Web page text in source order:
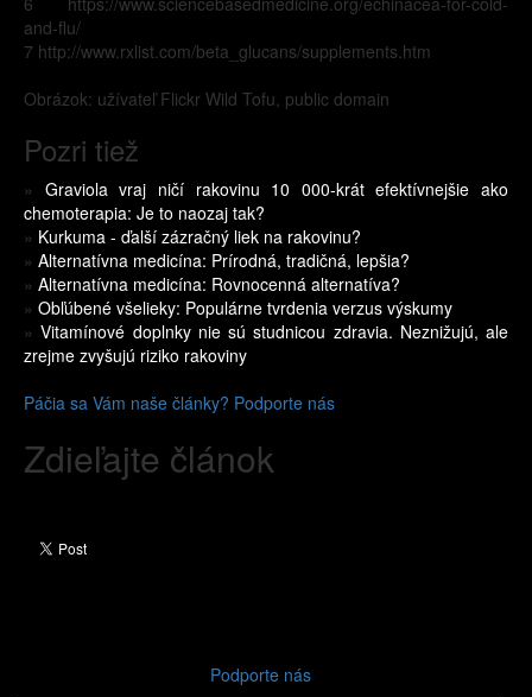
and-flu/
7 http://www.rxlist.com/beta_glucans/supplements.htm
Obrázok: užívateľ Flickr Wild Tofu, public domain
Pozri tiež
» Graviola vraj ničí rakovinu 10 000-krát efektívnejšie ako
chemoterapia: Je to naozaj tak?
» Kurkuma - ďalší zázračný liek na rakovinu?
» Alternatívna medicína: Prírodná, tradičná, lepšia?
» Alternatívna medicína: Rovnocenná alternatíva?
» Obľúbené všelieky: Populárne tvrdenia verzus výskumy
»Vitamínové doplnky nie sú studnicou zdravia. Neznižujú, ale
zrejme zvyšujú riziko rakoviny
Páčia sa Vám naše články? Podporte nás
Zdieľajte článok
Podporte nás